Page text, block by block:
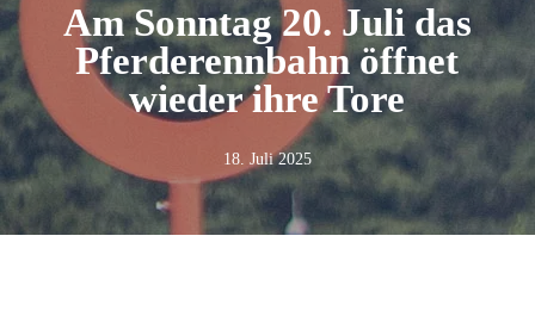
Am Sonntag 20. Juli das
Pferderennbahn öffnet
wieder ihre Tore
18. Juli 2025